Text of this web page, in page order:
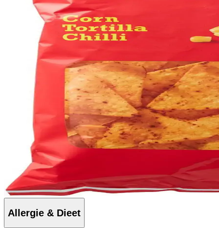
Allergie & Dieet